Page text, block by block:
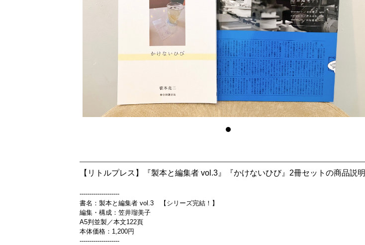
【リトルプレス】『製本と編集者 vol.3』『かけないひび』2冊セットの商品説明
--------------------
書名：製本と編集者 vol.3 【シリーズ完結！】
編集・構成：笠井瑠美子
A5判並製／本文122頁
本体価格：1,200円
--------------------